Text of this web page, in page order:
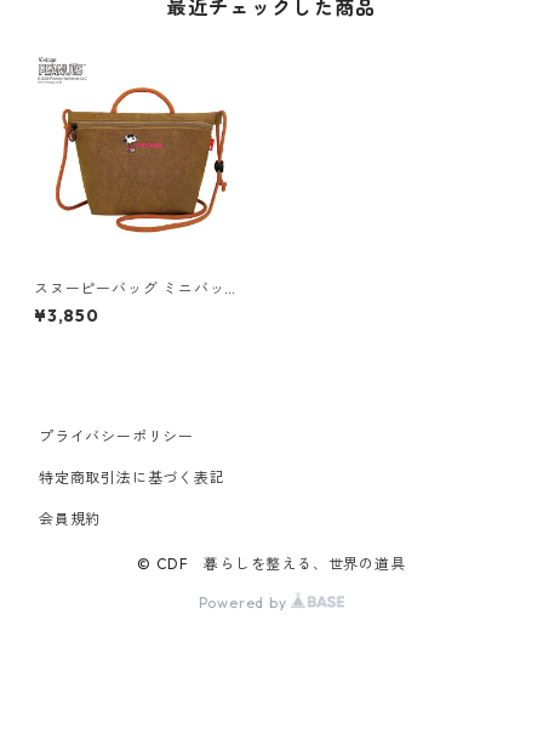
最近チェックした商品
スヌーピーバッグ ミニバッグ
ROOTOTE Vintage PEANUTS
SACOCHE 8438 ルートート I
¥3,850
プライバシーポリシー
特定商取引法に基づく表記
会員規約
© CDF 暮らしを整える、世界の道具
Powered by